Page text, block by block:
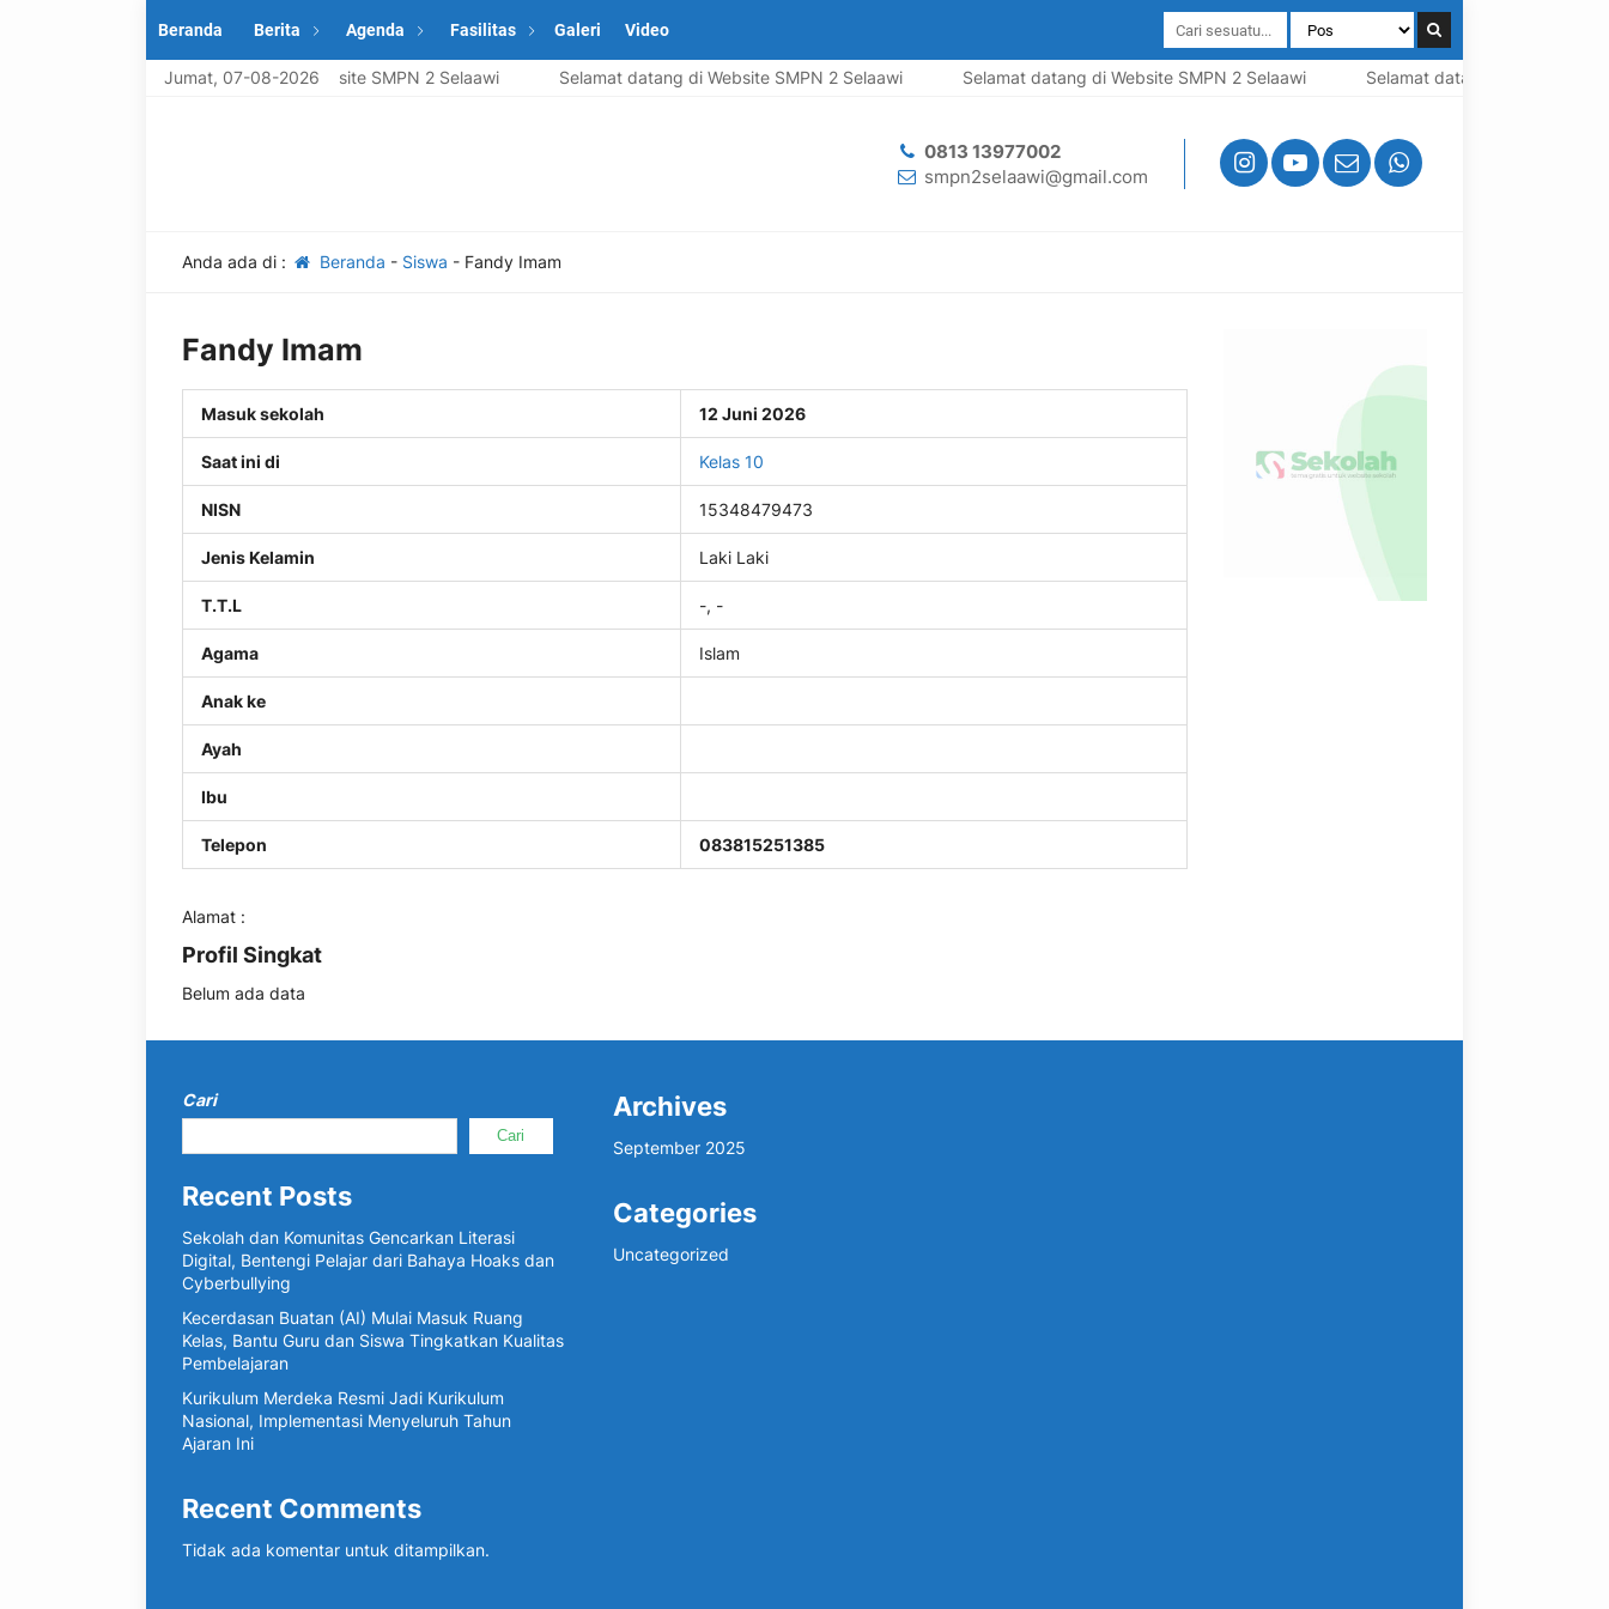
Beranda Berita Agenda Fasilitas Galeri Video
Jumat, 07-08-2026
Selamat datang di Website SMPN 2 Selaawi Selamat datang di Website SMPN 2 Selaawi Selamat datang di Website SMPN 2 Selaawi Selamat datang di Website
0813 13977002
smpn2selaawi@gmail.com
Anda ada di : Beranda - Siswa - Fandy Imam
Fandy Imam
Masuk sekolah 12 Juni 2026
Saat ini di Kelas 10
NISN 15348479473
Jenis Kelamin Laki Laki
T.T.L -, -
Agama Islam
Anak ke
Ayah
Ibu
Telepon 083815251385
Alamat :
Profil Singkat
Belum ada data
Cari
Cari
Recent Posts
Sekolah dan Komunitas Gencarkan Literasi
Digital, Bentengi Pelajar dari Bahaya Hoaks dan
Cyberbullying
Kecerdasan Buatan (AI) Mulai Masuk Ruang
Kelas, Bantu Guru dan Siswa Tingkatkan Kualitas
Pembelajaran
Kurikulum Merdeka Resmi Jadi Kurikulum
Nasional, Implementasi Menyeluruh Tahun
Ajaran Ini
Recent Comments
Tidak ada komentar untuk ditampilkan.
Archives
September 2025
Categories
Uncategorized